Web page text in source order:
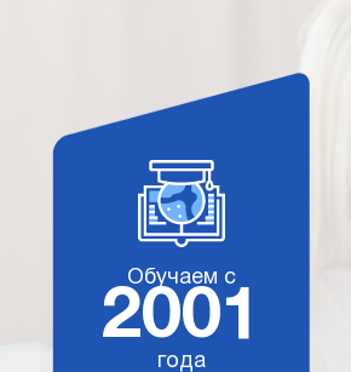
Обучаем с
2001
года